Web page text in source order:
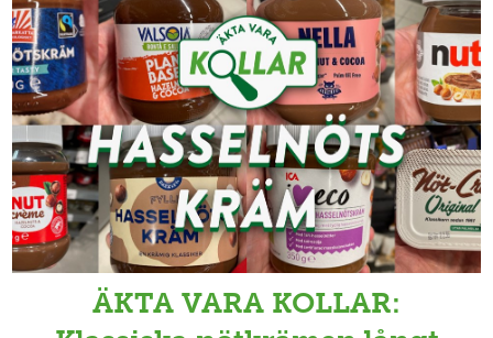
ÄKTA VARA KOLLAR: